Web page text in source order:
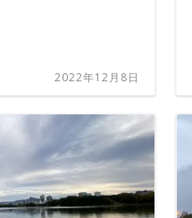
2022年12月8日